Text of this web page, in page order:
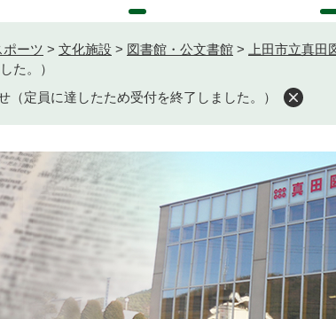
ーツ > 文化施設 > 図書館・公文書館 >
上田市立真田
た。）
定員に達したため受付を終了しました。）